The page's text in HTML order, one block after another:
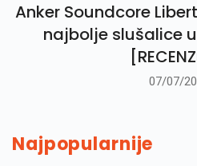
Anker Soundcore
najbolje slušalice
07/07/
Najpopularnije